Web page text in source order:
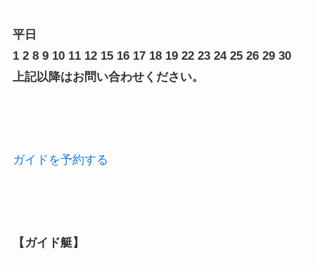
平日
1 2 8 9 10 11 12 15 16 17 18 19 22 23 24 25 26 29 30
上記以降はお問い合わせください。
ガイドを予約する
【ガイド艇】